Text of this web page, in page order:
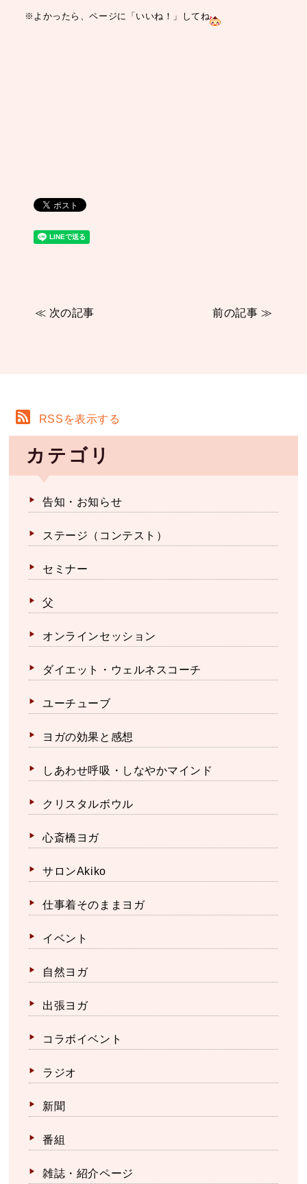
※よかったら、ページに「いいね！」してね
≪ 次の記事 前の記事 ≫
RSSを表示する
カテゴリ
告知・お知らせ
ステージ（コンテスト）
セミナー
父
オンラインセッション
ダイエット・ウェルネスコーチ
ユーチューブ
ヨガの効果と感想
しあわせ呼吸・しなやかマインド
クリスタルボウル
心斎橋ヨガ
サロンAkiko
仕事着そのままヨガ
イベント
自然ヨガ
出張ヨガ
コラボイベント
ラジオ
新聞
番組
雑誌・紹介ページ